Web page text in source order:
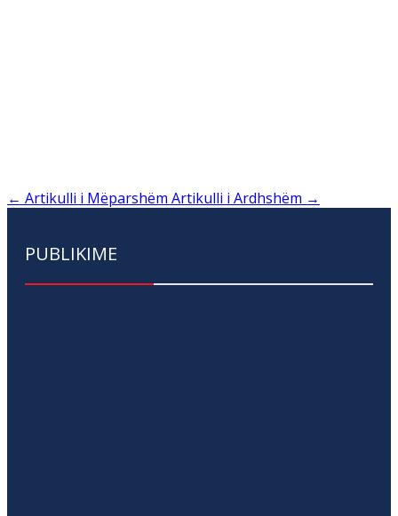
← Artikulli i Mëparshëm Artikulli i Ardhshëm →
PUBLIKIME